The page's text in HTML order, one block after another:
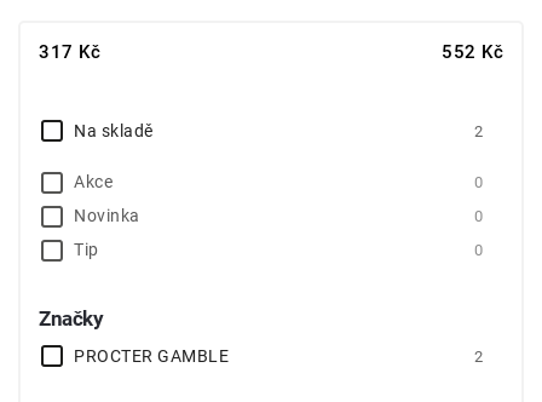
317 Kč 552 Kč
Na skladě 2
Akce 0
Novinka 0
Tip 0
Značky
PROCTER GAMBLE 2